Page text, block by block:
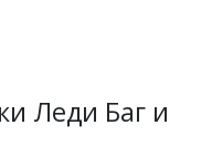
Леди Баг и